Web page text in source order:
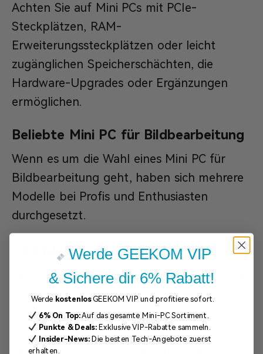
Achten Sie auf Mini PCs mit PCIe-
Steckplätzen, RAM-
Erweiterungssteckplätzen oder leicht
zugänglichen Speicherschächten, die
Hardware-Upgrades oder Ergänzungen
ermöglichen.
Beliebte Mini PC für Bildbearbeitung
Wenn es um die Wahl eines Mini PC für
Bildbearbeitung geht, haben sich mehrere
Modelle bei Profis und Enthusiasten
durchgesetzt.
GEEKOM Mini IT12
Mini IT12ist eine hervorragende Wahl
für Liebhaber der Bildbearbeitung.
Angetrieben von Intels Core i7-Prozessor
der 12. Generation, bietet dieser Mini-PC
Werde GEEKOM VIP
& Sichere dir 6% Rabatt!
Werde kostenlosGEEKOM VIP und profitiere sofort.
6% On Top:Auf das gesamte Mini-PC Sortiment.
Punkte & Deals:Exklusive VIP-Rabatte sammeln.
Insider-News:Die besten Tech-Angebote zuerst
erhalten.